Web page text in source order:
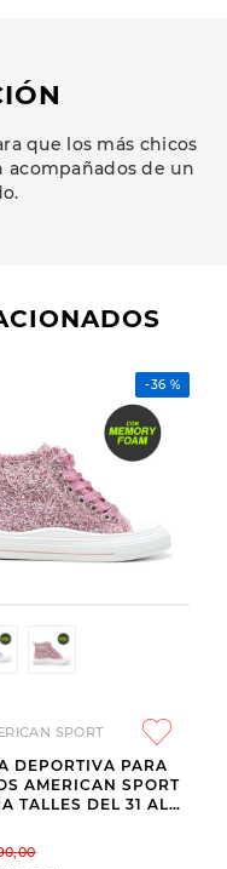
que los más chicos
acompañados de un
-36 %
SPORT
DEPORTIVA PARA
AMERICAN SPORT
TALLES DEL 31 AL
,00